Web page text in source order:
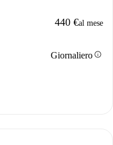
440 €al mese
Giornalieroinfo